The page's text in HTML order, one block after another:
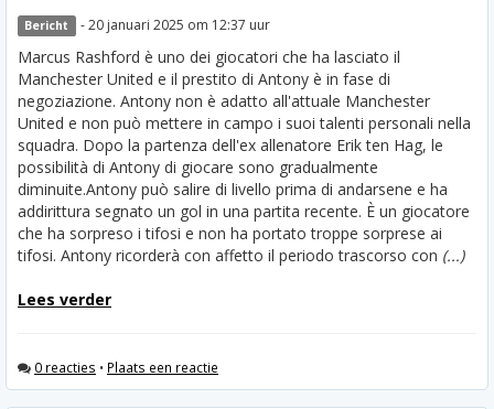
Bericht - 20 januari 2025 om 12:37 uur
Marcus Rashford è uno dei giocatori che ha lasciato il
Manchester United e il prestito di Antony è in fase di
negoziazione. Antony non è adatto all'attuale Manchester
United e non può mettere in campo i suoi talenti personali nella
squadra. Dopo la partenza dell'ex allenatore Erik ten Hag, le
possibilità di Antony di giocare sono gradualmente
diminuite.Antony può salire di livello prima di andarsene e ha
addirittura segnato un gol in una partita recente. È un giocatore
che ha sorpreso i tifosi e non ha portato troppe sorprese ai
tifosi. Antony ricorderà con affetto il periodo trascorso con (...)
Lees verder
0 reacties • Plaats een reactie